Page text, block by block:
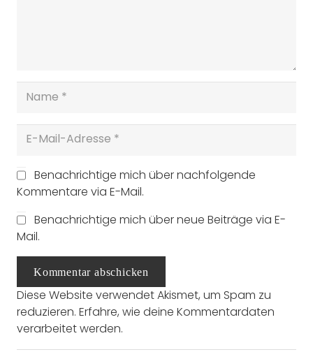
Benachrichtige mich über nachfolgende
Kommentare via E-Mail.
Benachrichtige mich über neue Beiträge via E-
Mail.
Kommentar abschicken
Diese Website verwendet Akismet, um Spam zu
reduzieren. Erfahre, wie deine Kommentardaten
verarbeitet werden.